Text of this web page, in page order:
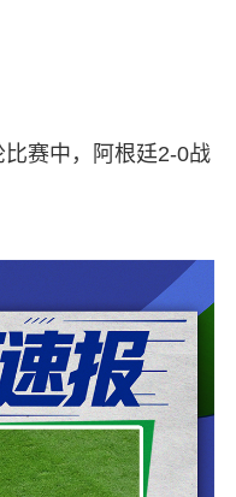
赛中，阿根廷2-0战